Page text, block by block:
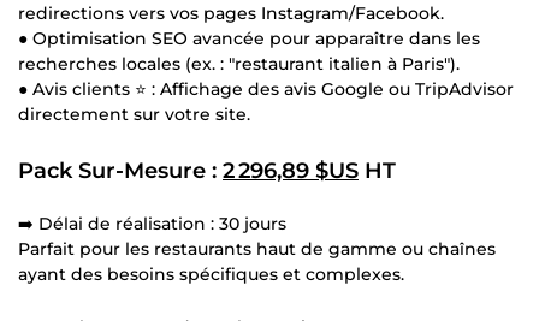
redirections vers vos pages Instagram/Facebook.
● Optimisation SEO avancée pour apparaître dans les
recherches locales (ex. : "restaurant italien à Paris").
● Avis clients ⭐ : Affichage des avis Google ou TripAdvisor
directement sur votre site.
Pack Sur-Mesure : 2 296,89 $US HT
➡️ Délai de réalisation : 30 jours
Parfait pour les restaurants haut de gamme ou chaînes
ayant des besoins spécifiques et complexes.